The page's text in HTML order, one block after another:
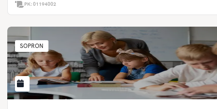
PK:01194002
SOPRON